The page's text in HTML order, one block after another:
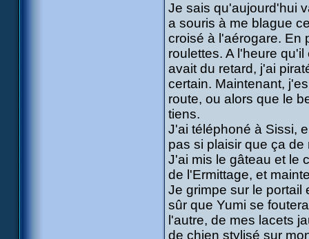
Je sais qu'aujourd'hui
a souris à me blague
croisé à l'aérogare. En
roulettes. A l'heure
avait du retard, j'ai
certain. Maintenant,
route, ou alors que le
tiens.
J'ai téléphoné à Sissi,
pas si plaisir que ça de
J'ai mis le gâteau et le
de l'Ermittage, et
Je grimpe sur le portail
sûr que Yumi se
l'autre, de mes lacets
de chien stylisé sur